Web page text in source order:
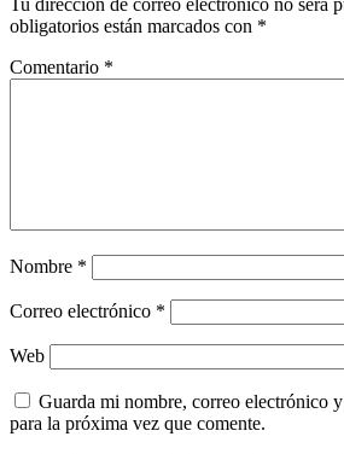
obligatorios están marcados con *
Comentario *
Nombre *
Correo electrónico *
Web
Guarda mi nombre, correo electrónico
para la próxima vez que comente.